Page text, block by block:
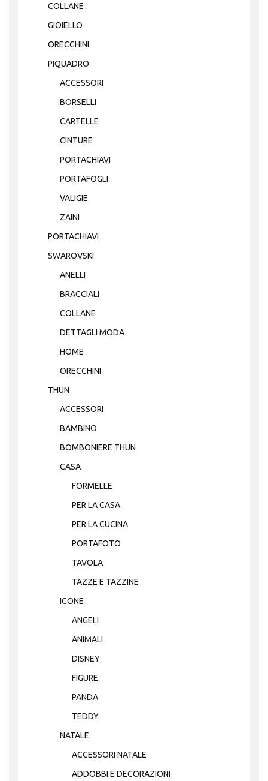
COLLANE
GIOIELLO
ORECCHINI
PIQUADRO
ACCESSORI
BORSELLI
CARTELLE
CINTURE
PORTACHIAVI
PORTAFOGLI
VALIGIE
ZAINI
PORTACHIAVI
SWAROVSKI
ANELLI
BRACCIALI
COLLANE
DETTAGLI MODA
HOME
ORECCHINI
THUN
ACCESSORI
BAMBINO
BOMBONIERE THUN
CASA
FORMELLE
PER LA CASA
PER LA CUCINA
PORTAFOTO
TAVOLA
TAZZE E TAZZINE
ICONE
ANGELI
ANIMALI
DISNEY
FIGURE
PANDA
TEDDY
NATALE
ACCESSORI NATALE
ADDOBBI E DECORAZIONI